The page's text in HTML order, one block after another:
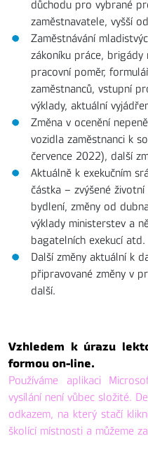
důchodu pro vybrané
zaměstnavatele, vyšší
Zaměstnávání
zákoníku práce, brigády
pracovní poměr,
zaměstnanců, vstupní
výklady, aktuální
Změna v ocenění
vozidla zaměstnanci k
července 2022), další
Aktuálně k exekučním
částka – zvýšené
bydlení, změny od
výklady ministerstev a
bagatelních exekucí atd.
Další změny aktuální k
připravované změny v
další.
Vzhledem k úrazu
formou on-line.
Používáme aplikaci
vysílání není vůbec složité.
odkazem, na který stačí
školící místnosti a můžeme